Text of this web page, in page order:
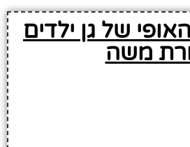
של גן ילדים
משה